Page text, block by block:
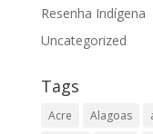
Resenha Indígena
Uncategorized
Tags
Acre Alagoas